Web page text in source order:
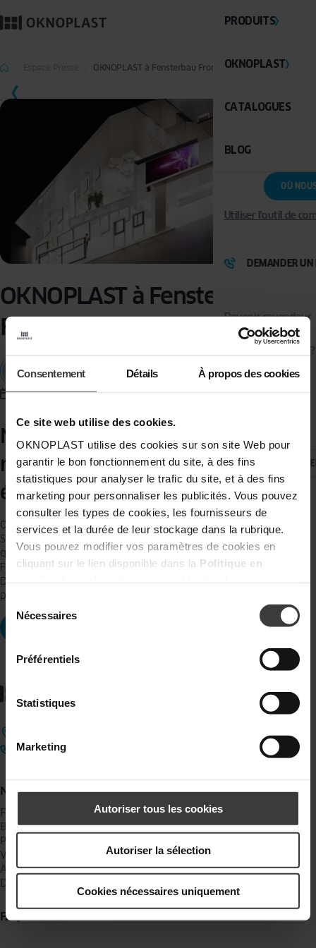
Consentement Détails À propos des cookies
Ce site web utilise des cookies.
OKNOPLAST utilise des cookies sur son site Web pour
garantir le bon fonctionnement du site, à des fins
statistiques pour analyser le trafic du site, et à des fins
marketing pour personnaliser les publicités. Vous pouvez
consulter les types de cookies, les fournisseurs de
services et la durée de leur stockage dans la rubrique.
Vous pouvez modifier vos paramètres de cookies en
cliquant sur le lien disponible dans la Politique en
personnelles et vos droits, consultez la
Politique de
Sélection
du
Nécessaires
Préférentiels
Statistiques
Marketing
Autoriser tous les cookies
Autoriser la sélection
Cookies nécessaires uniquement
PRODUITS
OKNOPLAST
CATALOGUES
BLOG
OÙ
Utiliser l'outil de
DEMANDER UN
Devenir revendeur
Carrière
Qui sommes-nous ?
Presse
OKNOPLAST à Fensterbau Frontale Nuremberg
OKNOPLAST à Fensterbau
Frontale Nuremberg
26.02.2024 03.09.2024 1 MINUTE
Nouveaux produits, partenariats
renforcés et engagement
écologique
OKNOPLAST sera présent à Fensterbau Frontale dans le Hall 6,
Stand 301. Plus grand, plus moderne et plus international – c’est ainsi
que le groupe OKNOPLAST se présentera cette année au salon
Fensterbau Frontale à Nuremberg sur un stand de plus de 300 m².
Du 19 au 22 mars 2024, toutes les marques du groupe seront
présentées : OKNOPLAST, Aluhaus, WnD, Hermet10 et Catadi. […]
Nos produits
Fenêtres
Baies coulissantes
Portes d’entrée
Volets roulants
Accessoires
Domotique
FAQ
CONTACT